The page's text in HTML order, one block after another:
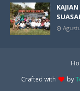
Crafted with
by